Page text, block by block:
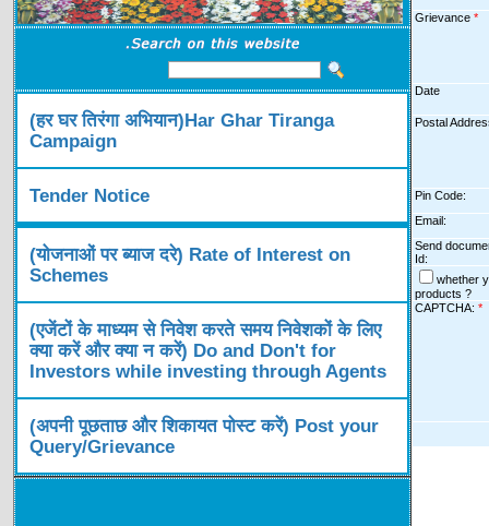
(हर घर तिरंगा अभियान)Har Ghar Tiranga
Campaign
Tender Notice
(योजनाओं पर ब्याज दरे) Rate of Interest on
Schemes
(एजेंटों के माध्यम से निवेश करते समय निवेशकों के लिए
क्या करें और क्या न करें) Do and Don't for
Investors while investing through Agents
(अपनी पूछताछ और शिकायत पोस्ट करें) Post your
Query/Grievance
Grievance *
Date
Postal
Pin Code:
Email:
Send
Id:
whether
products ?
CAPTCHA: *